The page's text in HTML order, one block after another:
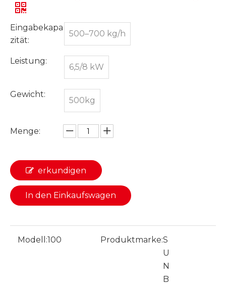
Eingabekapa
zität:
500–700 kg/h
Leistung:
6,5/8 kW
Gewicht:
500kg
Menge:
erkundigen
In den Einkaufswagen
Modell:100 Produktmarke:S
U
N
B